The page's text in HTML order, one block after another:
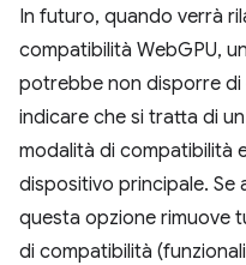
In futuro, quando verrà
compatibilità WebGPU,
potrebbe non disporre
indicare che si tratta di
modalità di compatibilità
dispositivo principale. Se
questa opzione rimuove
di compatibilità